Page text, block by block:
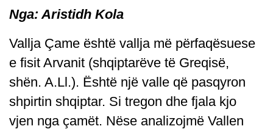
Nga: Aristidh Kola
Vallja Çame është vallja më përfaqësuese
e fisit Arvanit (shqiptarëve të Greqisë,
shën. A.Ll.). Është një valle që pasqyron
shpirtin shqiptar. Si tregon dhe fjala kjo
vjen nga çamët. Nëse analizojmë Vallen